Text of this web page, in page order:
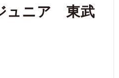
ュニア 東武